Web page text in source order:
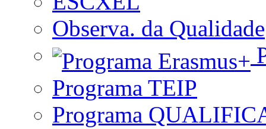
Observa. da Qualidade
Programa TEIP
Programa